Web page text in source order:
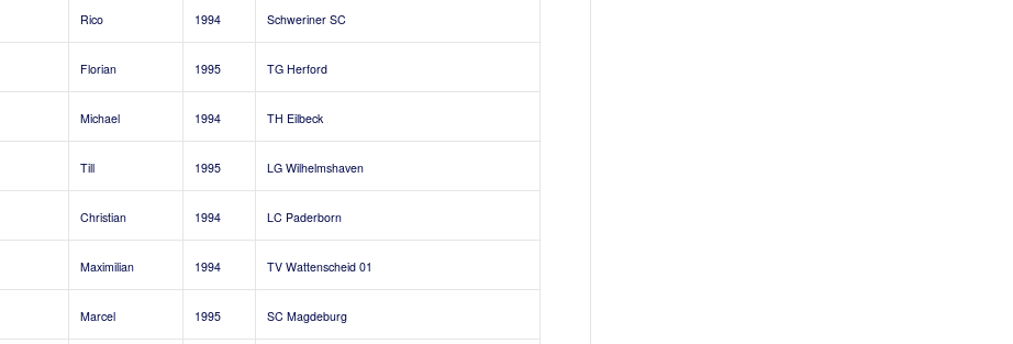
Rico 1994 Schweriner SC
Florian 1995 TG Herford
Michael 1994 TH Eilbeck
Till 1995 LG Wilhelmshaven
Christian 1994 LC Paderborn
Maximilian 1994 TV Wattenscheid 01
Marcel 1995 SC Magdeburg